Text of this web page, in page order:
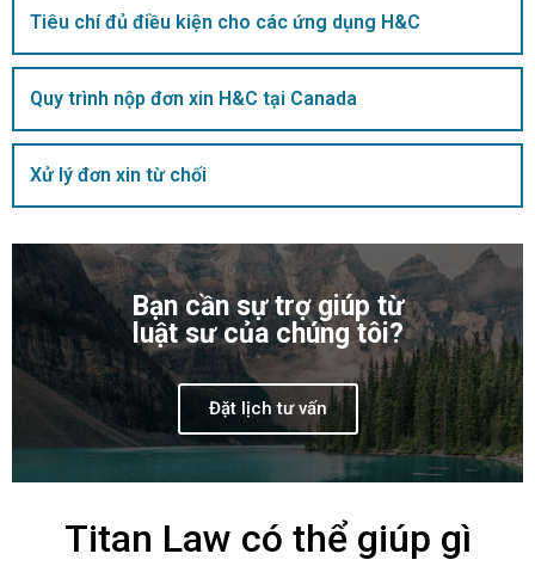
Tiêu chí đủ điều kiện cho các ứng dụng H&C
Quy trình nộp đơn xin H&C tại Canada
Xử lý đơn xin từ chối
Bạn cần sự trợ giúp từ
luật sư của chúng tôi?
Đặt lịch tư vấn
Titan Law có thể giúp gì